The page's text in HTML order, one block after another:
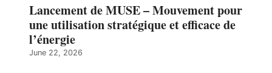
Lancement de MUSE – Mouvement pour
une utilisation stratégique et efficace de
l’énergie
June 22, 2026